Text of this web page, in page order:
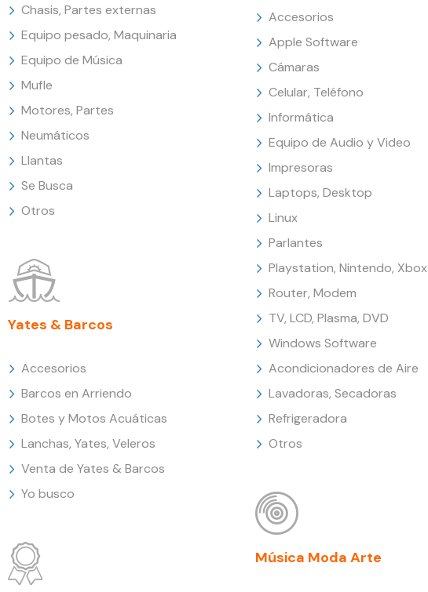
Chasis, Partes externas
Equipo pesado, Maquinaria
Equipo de Música
Mufle
Motores, Partes
Neumáticos
Llantas
Se Busca
Otros
Yates & Barcos
Accesorios
Barcos en Arriendo
Botes y Motos Acuáticas
Lanchas, Yates, Veleros
Venta de Yates & Barcos
Yo busco
Accesorios
Apple Software
Cámaras
Celular, Teléfono
Informática
Equipo de Audio y Video
Impresoras
Laptops, Desktop
Linux
Parlantes
Playstation, Nintendo, Xbox
Router, Modem
TV, LCD, Plasma, DVD
Windows Software
Acondicionadores de Aire
Lavadoras, Secadoras
Refrigeradora
Otros
Música Moda Arte